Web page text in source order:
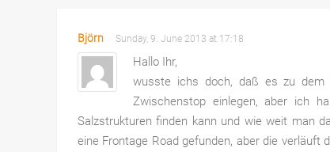
Björn Sunday, 9. June 2013 at 17:18
Hallo Ihr,
wusste ichs doch, daß es zu dem
Zwischenstop einlegen, aber ich
Salzstrukturen finden kann und wie weit man
eine Frontage Road gefunden, aber die